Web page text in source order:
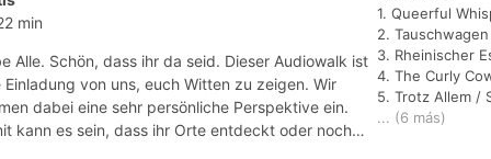
min
Alle. Schön, dass ihr da seid. Dieser Audiowalk ist
Einladung von uns, euch Witten zu zeigen. Wir
dabei eine sehr persönliche Perspektive ein.
kann es sein, dass ihr Orte entdeckt oder noch
1. Queerful
2.
3. Rheinischer
4. The Curly
5. Trotz Allem /
... (6 más)